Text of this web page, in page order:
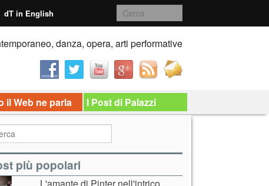
dT in English
danza, opera, arti performative
il Web ne parla I Post di Palazzi
più popolari